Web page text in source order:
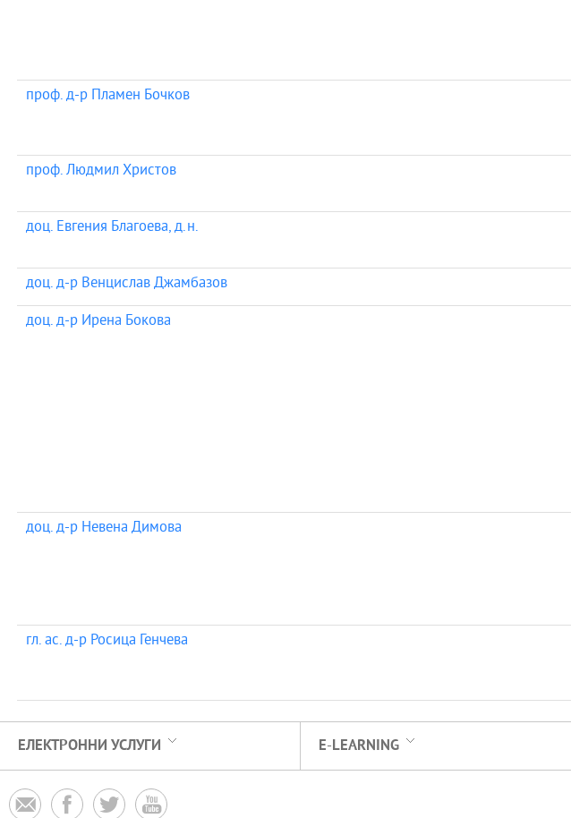
проф. д-р Пламен Бочков
проф. Людмил Христов
доц. Евгения Благоева, д.н.
доц. д-р Венцислав Джамбазов
доц. д-р Ирена Бокова
доц. д-р Невена Димова
гл. ас. д-р Росица Генчева
ЕЛЕКТРОННИ УСЛУГИ E-LEARNING
   